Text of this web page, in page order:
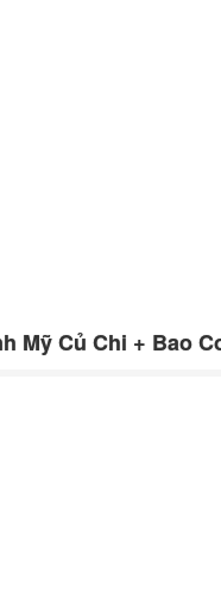
Mỹ Củ Chi + Bao